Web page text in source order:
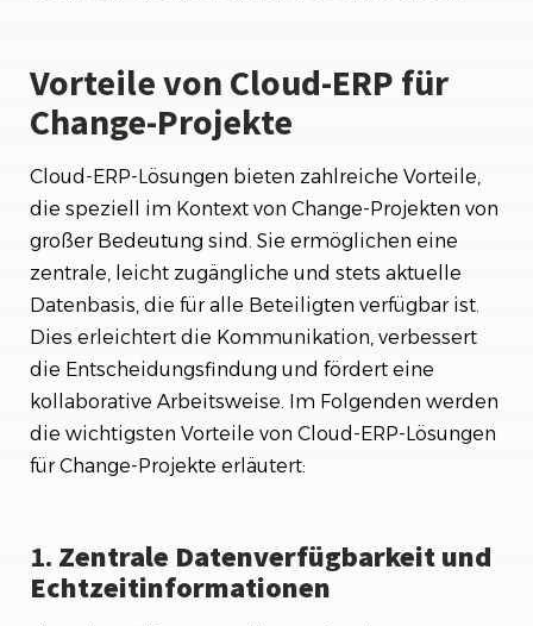
Vorteile von Cloud-ERP für
Change-Projekte
Cloud-ERP-Lösungen bieten zahlreiche Vorteile,
die speziell im Kontext von Change-Projekten von
großer Bedeutung sind. Sie ermöglichen eine
zentrale, leicht zugängliche und stets aktuelle
Datenbasis, die für alle Beteiligten verfügbar ist.
Dies erleichtert die Kommunikation, verbessert
die Entscheidungsfindung und fördert eine
kollaborative Arbeitsweise. Im Folgenden werden
die wichtigsten Vorteile von Cloud-ERP-Lösungen
für Change-Projekte erläutert:
1. Zentrale Datenverfügbarkeit und
Echtzeitinformationen